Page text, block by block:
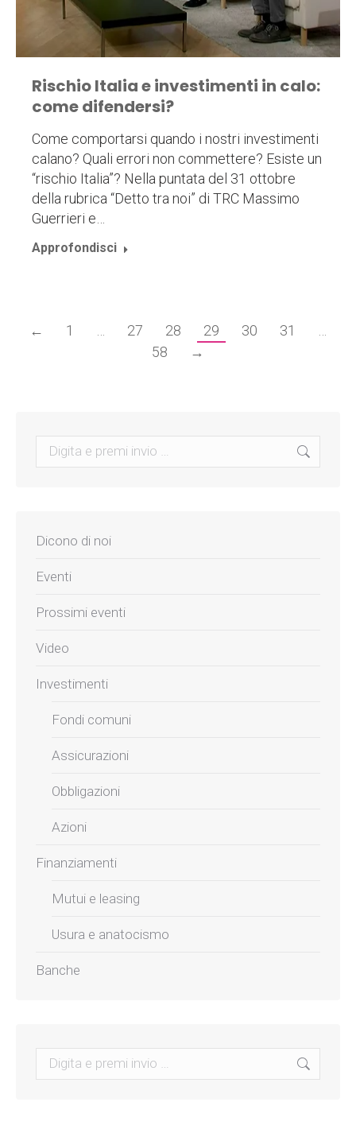
Rischio Italia e investimenti in calo:
come difendersi?
Come comportarsi quando i nostri investimenti
calano? Quali errori non commettere? Esiste un
“rischio Italia”? Nella puntata del 31 ottobre
della rubrica “Detto tra noi” di TRC Massimo
Guerrieri e…
Approfondisci
← 1 27 28 29 30 31
58
→
Search:
Dicono di noi
Eventi
Prossimi eventi
Video
Investimenti
Fondi comuni
Assicurazioni
Obbligazioni
Azioni
Finanziamenti
Mutui e leasing
Usura e anatocismo
Banche
Search: